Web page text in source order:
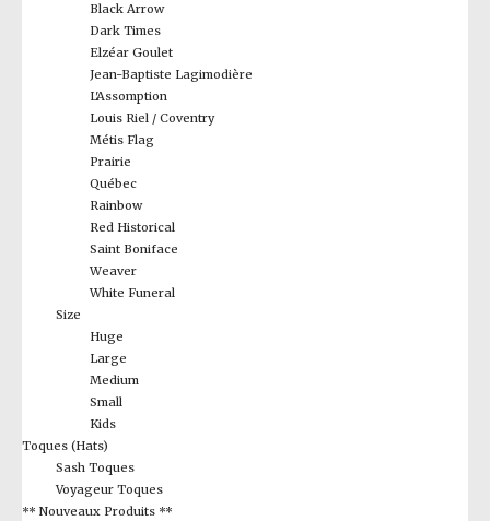
Black Arrow
Dark Times
Elzéar Goulet
Jean-Baptiste Lagimodière
L'Assomption
Louis Riel / Coventry
Métis Flag
Prairie
Québec
Rainbow
Red Historical
Saint Boniface
Weaver
White Funeral
Size
Huge
Large
Medium
Small
Kids
Toques (Hats)
Sash Toques
Voyageur Toques
** Nouveaux Produits **